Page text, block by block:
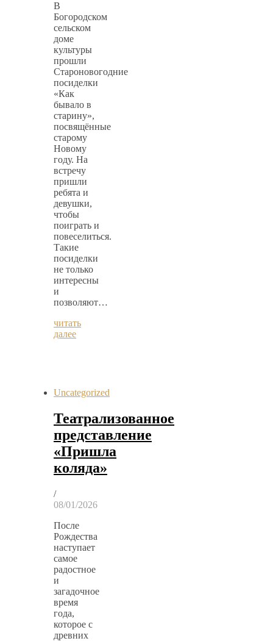
В
Богородском
сельском
доме
культуры
прошли
Староновогодние
посиделки
«Как
бывало в
старину»,
посвящённые
старому
Новому
году. На
встречу
пришли
ребята и
девушки,
чтобы
поиграть и
повеселиться.
Такие
посиделки
не только
интересны
и
позволяют…
читать
далее
Uncategorized
Театрализованное
представление
«Пришла
коляда»
/
08/01/2026
После
Рождества
наступает
самое
радостное
и
загадочное
время
года,
которое с
древних